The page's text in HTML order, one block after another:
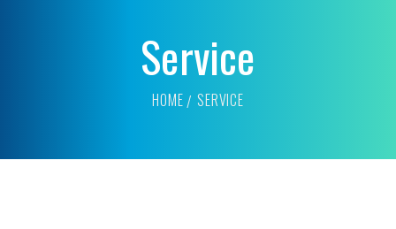
Service
HOME SERVICE